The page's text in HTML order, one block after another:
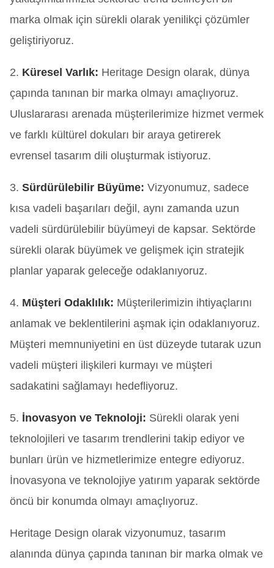
marka olmak için sürekli olarak yenilikçi çözümler
geliştiriyoruz.
2. Küresel Varlık: Heritage Design olarak, dünya
çapında tanınan bir marka olmayı amaçlıyoruz.
Uluslararası arenada müşterilerimize hizmet vermek
ve farklı kültürel dokuları bir araya getirerek
evrensel tasarım dili oluşturmak istiyoruz.
3. Sürdürülebilir Büyüme: Vizyonumuz, sadece
kısa vadeli başarıları değil, aynı zamanda uzun
vadeli sürdürülebilir büyümeyi de kapsar. Sektörde
sürekli olarak büyümek ve gelişmek için stratejik
planlar yaparak geleceğe odaklanıyoruz.
4. Müşteri Odaklılık: Müşterilerimizin ihtiyaçlarını
anlamak ve beklentilerini aşmak için odaklanıyoruz.
Müşteri memnuniyetini en üst düzeyde tutarak uzun
vadeli müşteri ilişkileri kurmayı ve müşteri
sadakatini sağlamayı hedefliyoruz.
5. İnovasyon ve Teknoloji: Sürekli olarak yeni
teknolojileri ve tasarım trendlerini takip ediyor ve
bunları ürün ve hizmetlerimize entegre ediyoruz.
İnovasyona ve teknolojiye yatırım yaparak sektörde
öncü bir konumda olmayı amaçlıyoruz.
Heritage Design olarak vizyonumuz, tasarım
alanında dünya çapında tanınan bir marka olmak ve